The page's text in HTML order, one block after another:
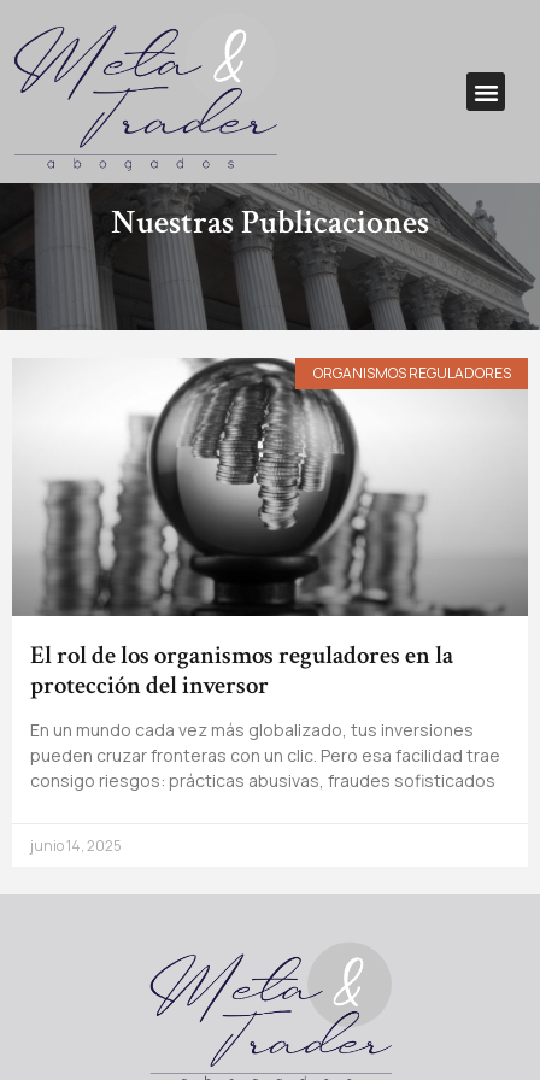
Nuestras Publicaciones
ORGANISMOS REGULADORES
El rol de los organismos reguladores en la
protección del inversor
En un mundo cada vez más globalizado, tus inversiones
pueden cruzar fronteras con un clic. Pero esa facilidad trae
consigo riesgos: prácticas abusivas, fraudes sofisticados
junio 14, 2025